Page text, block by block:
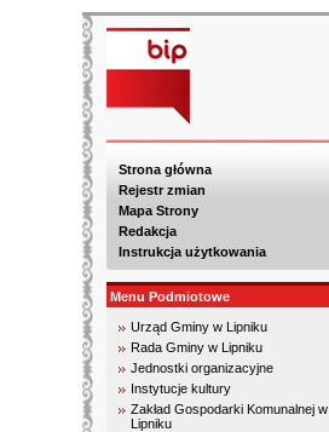
Strona główna
Rejestr zmian
Mapa Strony
Redakcja
Instrukcja użytkowania
Menu Podmiotowe
Urząd Gminy w Lipniku
Rada Gminy w Lipniku
Jednostki organizacyjne
Instytucje kultury
Zakład Gospodarki Komunalnej w
Lipniku